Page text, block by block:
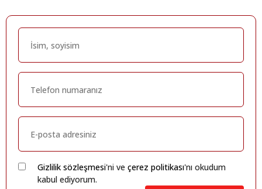
Gizlilik sözleşmesi'ni ve çerez politikası'nı okudum
kabul ediyorum.